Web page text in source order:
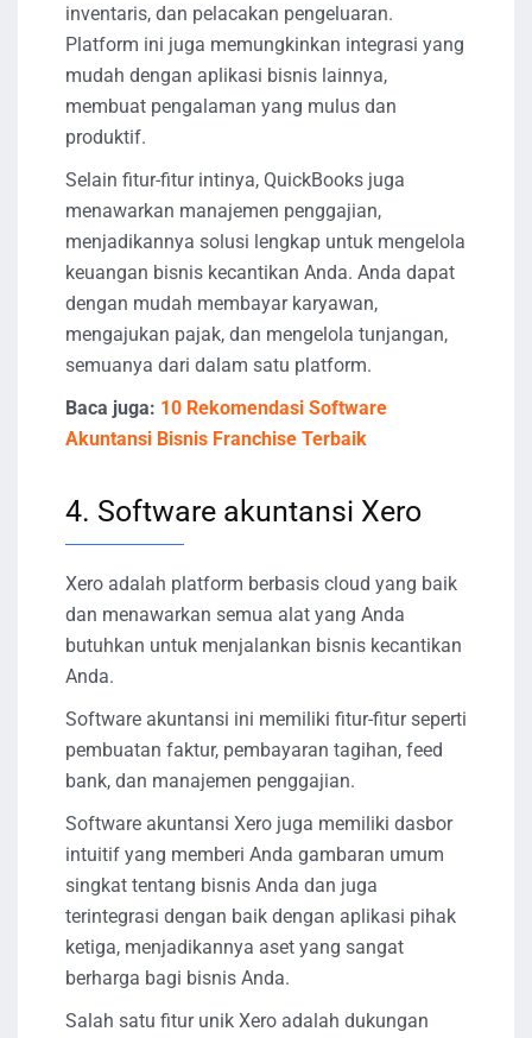
inventaris, dan pelacakan pengeluaran.
Platform ini juga memungkinkan integrasi yang
mudah dengan aplikasi bisnis lainnya,
membuat pengalaman yang mulus dan
produktif.
Selain fitur-fitur intinya, QuickBooks juga
menawarkan manajemen penggajian,
menjadikannya solusi lengkap untuk mengelola
keuangan bisnis kecantikan Anda. Anda dapat
dengan mudah membayar karyawan,
mengajukan pajak, dan mengelola tunjangan,
semuanya dari dalam satu platform.
Baca juga: 10 Rekomendasi Software
Akuntansi Bisnis Franchise Terbaik
4. Software akuntansi Xero
Xero adalah platform berbasis cloud yang baik
dan menawarkan semua alat yang Anda
butuhkan untuk menjalankan bisnis kecantikan
Anda.
Software akuntansi ini memiliki fitur-fitur seperti
pembuatan faktur, pembayaran tagihan, feed
bank, dan manajemen penggajian.
Software akuntansi Xero juga memiliki dasbor
intuitif yang memberi Anda gambaran umum
singkat tentang bisnis Anda dan juga
terintegrasi dengan baik dengan aplikasi pihak
ketiga, menjadikannya aset yang sangat
berharga bagi bisnis Anda.
Salah satu fitur unik Xero adalah dukungan